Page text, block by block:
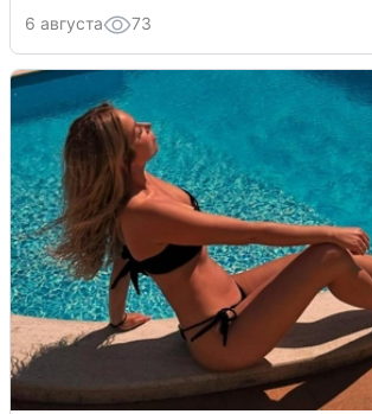
6 августа 73